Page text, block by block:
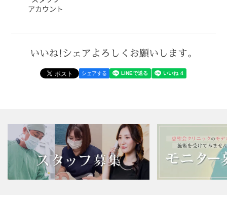
アカウント
いいね!シェアよろしくお願いします。
シェアする